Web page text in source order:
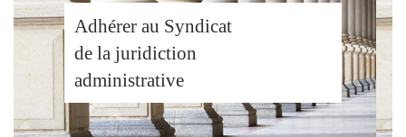
Adhérer au Syndicat
de la juridiction
administrative